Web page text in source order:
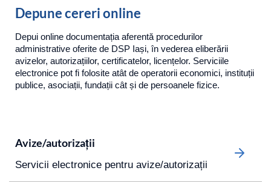
Depune cereri online
Depui online documentația aferentă procedurilor
administrative oferite de DSP Iași, în vederea eliberării
avizelor, autorizațiilor, certificatelor, licențelor. Serviciile
electronice pot fi folosite atât de operatorii economici, instituții
publice, asociații, fundații cât și de persoanele fizice.
Avize/autorizații
Servicii electronice pentru avize/autorizații